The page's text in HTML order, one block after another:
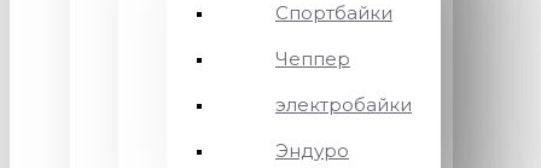
Спортбайки
Чеппер
электробайки
Эндуро